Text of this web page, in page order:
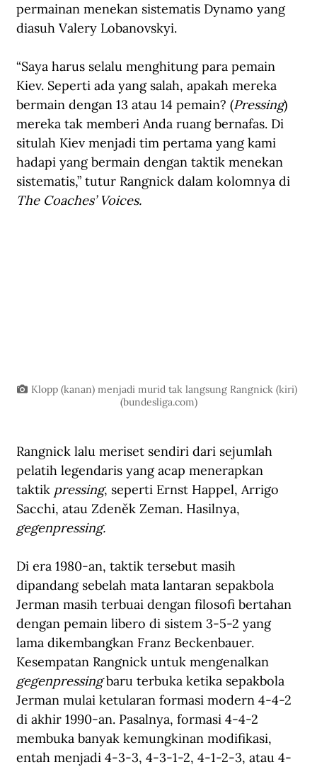
permainan menekan sistematis Dynamo yang
diasuh Valery Lobanovskyi.
“Saya harus selalu menghitung para pemain
Kiev. Seperti ada yang salah, apakah mereka
bermain dengan 13 atau 14 pemain? (Pressing)
mereka tak memberi Anda ruang bernafas. Di
situlah Kiev menjadi tim pertama yang kami
hadapi yang bermain dengan taktik menekan
sistematis,” tutur Rangnick dalam kolomnya di
The Coaches’ Voices.
Klopp (kanan) menjadi murid tak langsung Rangnick (kiri)
(bundesliga.com)
Rangnick lalu meriset sendiri dari sejumlah
pelatih legendaris yang acap menerapkan
taktik pressing, seperti Ernst Happel, Arrigo
Sacchi, atau Zdeněk Zeman. Hasilnya,
gegenpressing.
Di era 1980-an, taktik tersebut masih
dipandang sebelah mata lantaran sepakbola
Jerman masih terbuai dengan filosofi bertahan
dengan pemain libero di sistem 3-5-2 yang
lama dikembangkan Franz Beckenbauer.
Kesempatan Rangnick untuk mengenalkan
gegenpressing baru terbuka ketika sepakbola
Jerman mulai ketularan formasi modern 4-4-2
di akhir 1990-an. Pasalnya, formasi 4-4-2
membuka banyak kemungkinan modifikasi,
entah menjadi 4-3-3, 4-3-1-2, 4-1-2-3, atau 4-